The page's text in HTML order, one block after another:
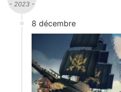
- 2023 -
8 décembre